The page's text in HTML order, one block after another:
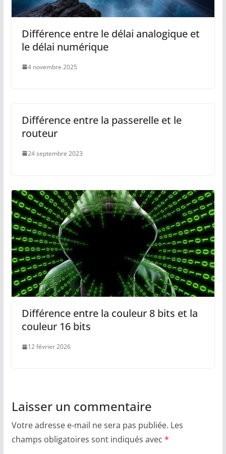
Différence entre le délai analogique et
le délai numérique
4 novembre 2025
Différence entre la passerelle et le
routeur
24 septembre 2023
Différence entre la couleur 8 bits et la
couleur 16 bits
12 février 2026
Laisser un commentaire
Votre adresse e-mail ne sera pas publiée. Les
champs obligatoires sont indiqués avec *